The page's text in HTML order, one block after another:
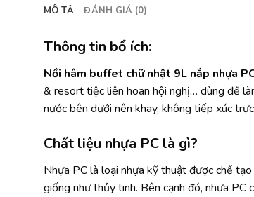
MÔ TẢ ĐÁNH GIÁ (0)
Thông tin bổ ích:
Nồi hâm buffet chữ nhật 9L nắp nhựa
& resort tiệc liên hoan hội nghị… dùng để
nước bên dưới nên khay, không tiếp xúc
Chất liệu nhựa PC là gì?
Nhựa PC là loại nhựa kỹ thuật được chế
giống như thủy tinh. Bên cạnh đó, nhựa